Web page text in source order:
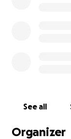
See all
Organizer